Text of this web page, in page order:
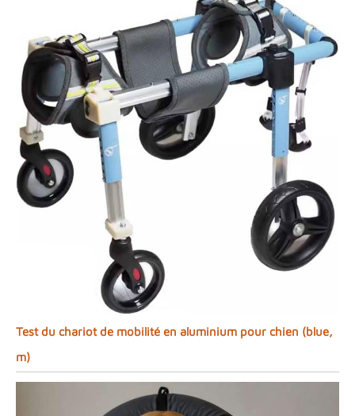
Test du chariot de mobilité en aluminium pour chien (blue,
m)